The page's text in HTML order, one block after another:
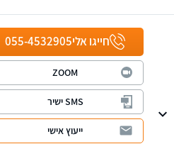
חייגו אלי055-4532905
ZOOM
SMS ישיר
ייעוץ אישי